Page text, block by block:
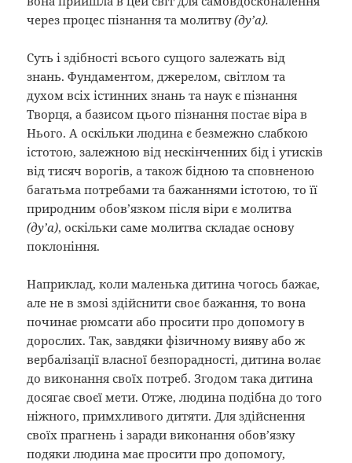
через процес пізнання та молитву(ду’а).
Суть і здібності всього сущого залежать від
знань. Фундаментом, джерелом, світлом та
духом всіх істинних знань та наук є пізнання
Творця, а базисом цього пізнання постає віра в
Нього. А оскільки людина є безмежно слабкою
істотою, залежною від нескінченних бід і утисків
від тисяч ворогів, а також бідною та сповненою
багатьма потребами та бажаннями істотою, то її
природним обов’язком після віри є молитва
(ду’а), оскільки саме молитва складає основу
поклоніння.
Наприклад, коли маленька дитина чогось бажає,
але не в змозі здійснити своє бажання, то вона
починає рюмсати або просити про допомогу в
дорослих. Так, завдяки фізичному вияву або ж
вербалізації власної безпорадності, дитина волає
до виконання своїх потреб. Згодом така дитина
досягає своєї мети. Отже, людина подібна до того
ніжного, примхливого дитяти. Для здійснення
своїх прагнень і заради виконання обов’язку
подяки людина має просити про допомогу,